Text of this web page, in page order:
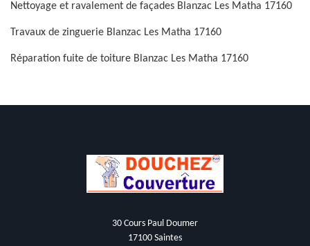
Nettoyage et ravalement de façades Blanzac Les Matha 17160
Travaux de zinguerie Blanzac Les Matha 17160
Réparation fuite de toiture Blanzac Les Matha 17160
30 Cours Paul Doumer
17100 Saintes